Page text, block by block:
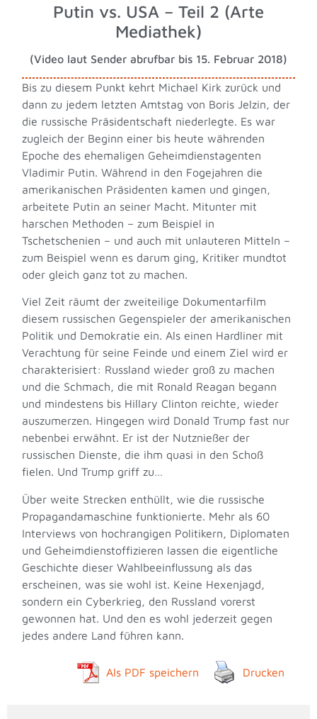
Putin vs. USA – Teil 2 (Arte
Mediathek)
(Video laut Sender abrufbar bis 15. Februar 2018)
Bis zu diesem Punkt kehrt Michael Kirk zurück und
dann zu jedem letzten Amtstag von Boris Jelzin, der
die russische Präsidentschaft niederlegte. Es war
zugleich der Beginn einer bis heute währenden
Epoche des ehemaligen Geheimdienstagenten
Vladimir Putin. Während in den Fogejahren die
amerikanischen Präsidenten kamen und gingen,
arbeitete Putin an seiner Macht. Mitunter mit
harschen Methoden – zum Beispiel in
Tschetschenien – und auch mit unlauteren Mitteln –
zum Beispiel wenn es darum ging, Kritiker mundtot
oder gleich ganz tot zu machen.
Viel Zeit räumt der zweiteilige Dokumentarfilm
diesem russischen Gegenspieler der amerikanischen
Politik und Demokratie ein. Als einen Hardliner mit
Verachtung für seine Feinde und einem Ziel wird er
charakterisiert: Russland wieder groß zu machen
und die Schmach, die mit Ronald Reagan begann
und mindestens bis Hillary Clinton reichte, wieder
auszumerzen. Hingegen wird Donald Trump fast nur
nebenbei erwähnt. Er ist der Nutznießer der
russischen Dienste, die ihm quasi in den Schoß
fielen. Und Trump griff zu…
Über weite Strecken enthüllt, wie die russische
Propagandamaschine funktionierte. Mehr als 60
Interviews von hochrangigen Politikern, Diplomaten
und Geheimdienstoffizieren lassen die eigentliche
Geschichte dieser Wahlbeeinflussung als das
erscheinen, was sie wohl ist. Keine Hexenjagd,
sondern ein Cyberkrieg, den Russland vorerst
gewonnen hat. Und den es wohl jederzeit gegen
jedes andere Land führen kann.
Als PDF speichern Drucken